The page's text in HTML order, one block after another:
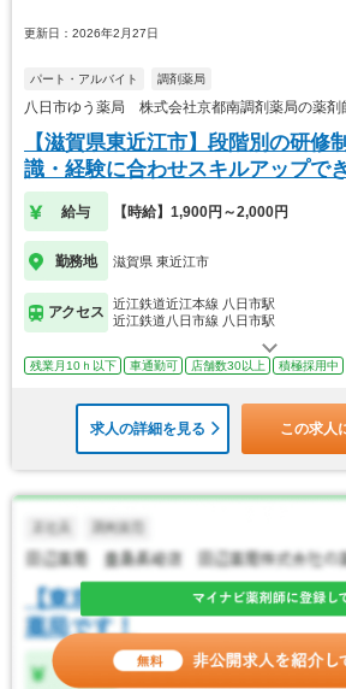
更新日：2026年2月27日
パート・アルバイト 調剤薬局
八日市ゆう薬局 株式会社京都南調剤薬局の薬剤
【滋賀県東近江市】段階別の研修
識・経験に合わせスキルアップで
給与 【時給】1,900円～2,000円
勤務地 滋賀県 東近江市
アクセス
近江鉄道近江本線 八日市駅
近江鉄道八日市線 八日市駅
残業月10ｈ以下 車通勤可 店舗数30以上 積極採用中
求人の詳細を見る この求人